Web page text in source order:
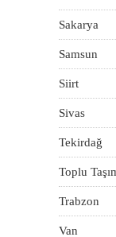
Sakarya
Samsun
Siirt
Sivas
Tekirdağ
Toplu
Trabzon
Van